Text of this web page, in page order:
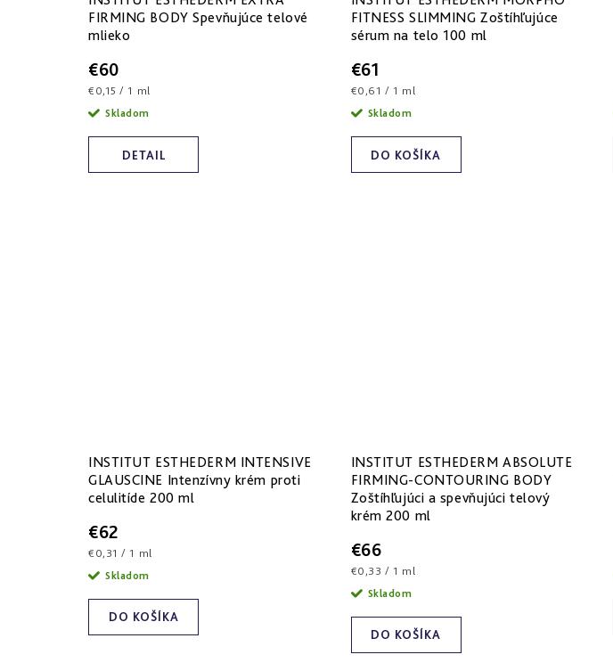
o
o
u
FIRMING BODY Spevňujúce telové
mlieko
€60
Jednotková
cena:
€0,15 / 1 ml
DETAIL
Skladom
FITNESS SLIMMING Zoštíhľujúce
sérum na telo 100 ml
€61
Jednotková
cena:
€0,61 / 1 ml
DO KOŠÍKA
Skladom
INSTITUT ESTHEDERM INTENSIVE
GLAUSCINE Intenzívny krém proti
celulitíde 200 ml
€62
Jednotková
cena:
€0,31 / 1 ml
DO KOŠÍKA
Skladom
INSTITUT ESTHEDERM ABSOLUTE
FIRMING-CONTOURING BODY
Zoštíhľujúci a spevňujúci telový
krém 200 ml
€66
Jednotková
cena:
€0,33 / 1 ml
DO KOŠÍKA
Skladom